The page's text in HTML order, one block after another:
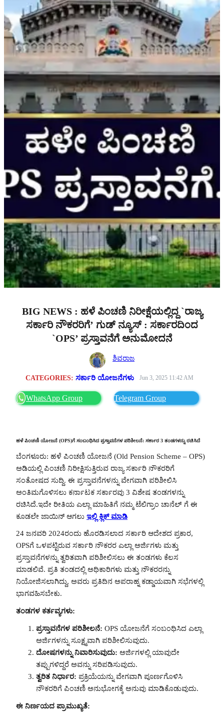
BIG NEWS : ಹಳೆ ಪಿಂಚಣಿ ನಿರೀಕ್ಷೆಯಲ್ಲಿದ್ದ `ರಾಜ್ಯ
ಸರ್ಕಾರಿ ನೌಕರರಿಗೆ’ ಗುಡ್ ನ್ಯೂಸ್ : ಸರ್ಕಾರದಿಂದ
`OPS’ ಪ್ರಸ್ತಾವನೆಗೆ ಅನುಮೋದನೆ
ಶಿವರಾಜ
CATEGORIES: ಸರ್ಕಾರಿ ಯೋಜನೆಗಳು Jun 3, 2025 11:42 AM
WhatsApp Group Telegram Group
ಹಳೆ ಪಿಂಚಣಿ ಯೋಜನೆ (OPS)ಗೆ ಸಂಬಂಧಿಸಿದ ಪ್ರಸ್ತಾವನೆಗಳ ಪರಿಶೀಲನೆ: ಸರ್ಕಾರ 3 ತಂಡಗಳನ್ನು ರಚಿಸಿದೆ
ಬೆಂಗಳೂರು: ಹಳೆ ಪಿಂಚಣಿ ಯೋಜನೆ (Old Pension Scheme – OPS)
ಅಡಿಯಲ್ಲಿ ಪಿಂಚಣಿ ನಿರೀಕ್ಷಿಸುತ್ತಿರುವ ರಾಜ್ಯ ಸರ್ಕಾರಿ ನೌಕರರಿಗೆ
ಸಂತೋಷದ ಸುದ್ದಿ. ಈ ಪ್ರಸ್ತಾವನೆಗಳನ್ನು ವೇಗವಾಗಿ ಪರಿಶೀಲಿಸಿ
ಅಂತಿಮಗೊಳಿಸಲು ಕರ್ನಾಟಕ ಸರ್ಕಾರವು 3 ವಿಶೇಷ ತಂಡಗಳನ್ನು
ರಚಿಸಿದೆ.ಇದೇ ರೀತಿಯ ಎಲ್ಲಾ ಮಾಹಿತಿಗೆ ನಮ್ಮ ಟೆಲಿಗ್ರಾಂ ಚಾನೆಲ್ ಗೆ ಈ
ಕೂಡಲೇ ಜಾಯಿನ್ ಆಗಲು ಇಲ್ಲಿ ಕ್ಲಿಕ್ ಮಾಡಿ
24 ಜನವರಿ 2024ರಂದು ಹೊರಡಿಸಲಾದ ಸರ್ಕಾರಿ ಆದೇಶದ ಪ್ರಕಾರ,
OPSಗೆ ಒಳಪಟ್ಟಿರುವ ಸರ್ಕಾರಿ ನೌಕರರ ಎಲ್ಲಾ ಅರ್ಜಿಗಳು ಮತ್ತು
ಪ್ರಸ್ತಾವನೆಗಳನ್ನು ತ್ವರಿತವಾಗಿ ಪರಿಶೀಲಿಸಲು ಈ ತಂಡಗಳು ಕೆಲಸ
ಮಾಡಲಿವೆ. ಪ್ರತಿ ತಂಡದಲ್ಲಿ ಅಧಿಕಾರಿಗಳು ಮತ್ತು ನೌಕರರನ್ನು
ನಿಯೋಜಿಸಲಾಗಿದ್ದು, ಅವರು ಪ್ರತಿದಿನ ಅಪರಾಹ್ನ ಕಡ್ಡಾಯವಾಗಿ ಸಭೆಗಳಲ್ಲಿ
ಭಾಗವಹಿಸಬೇಕು.
ತಂಡಗಳ ಕರ್ತವ್ಯಗಳು:
ಪ್ರಸ್ತಾವನೆಗಳ ಪರಿಶೀಲನೆ: OPS ಯೋಜನೆಗೆ ಸಂಬಂಧಿಸಿದ ಎಲ್ಲಾ
ಅರ್ಜಿಗಳನ್ನು ಸೂಕ್ಷ್ಮವಾಗಿ ಪರಿಶೀಲಿಸುವುದು.
ದೋಷಗಳನ್ನು ನಿವಾರಿಸುವುದು: ಅರ್ಜಿಗಳಲ್ಲಿ ಯಾವುದೇ
ತಪ್ಪುಗಳಿದ್ದರೆ ಅವನ್ನು ಸರಿಪಡಿಸುವುದು.
ತ್ವರಿತ ನಿರ್ಧಾರ: ಪ್ರಕ್ರಿಯೆಯನ್ನು ವೇಗವಾಗಿ ಪೂರ್ಣಗೊಳಿಸಿ
ನೌಕರರಿಗೆ ಪಿಂಚಣಿ ಅನುಭೋಗಕ್ಕೆ ಅನುವು ಮಾಡಿಕೊಡುವುದು.
ಈ ನಿರ್ಣಯದ ಪ್ರಾಮುಖ್ಯತೆ: